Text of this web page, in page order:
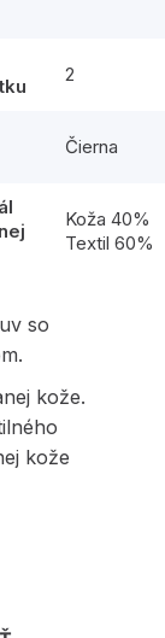
2
Čierna
Koža 40%
Textil 60%
so
kože.
kože